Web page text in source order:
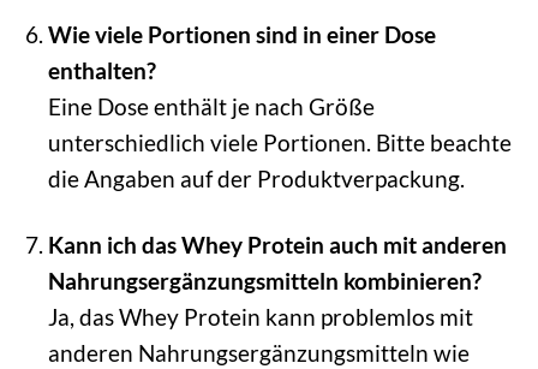
Wie viele Portionen sind in einer Dose
enthalten?
Eine Dose enthält je nach Größe
unterschiedlich viele Portionen. Bitte beachte
die Angaben auf der Produktverpackung.
Kann ich das Whey Protein auch mit anderen
Nahrungsergänzungsmitteln kombinieren?
Ja, das Whey Protein kann problemlos mit
anderen Nahrungsergänzungsmitteln wie